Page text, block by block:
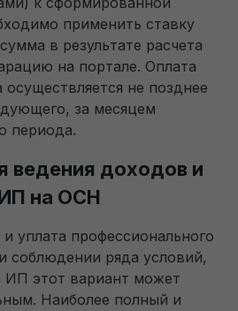
применить ставку
в результате расчета
на портале. Оплата
не позднее
за месяцем
периода.
ведения доходов и
на ОСН
уплата профессионального
соблюдении ряда условий,
ИП этот вариант может
Наиболее полный и